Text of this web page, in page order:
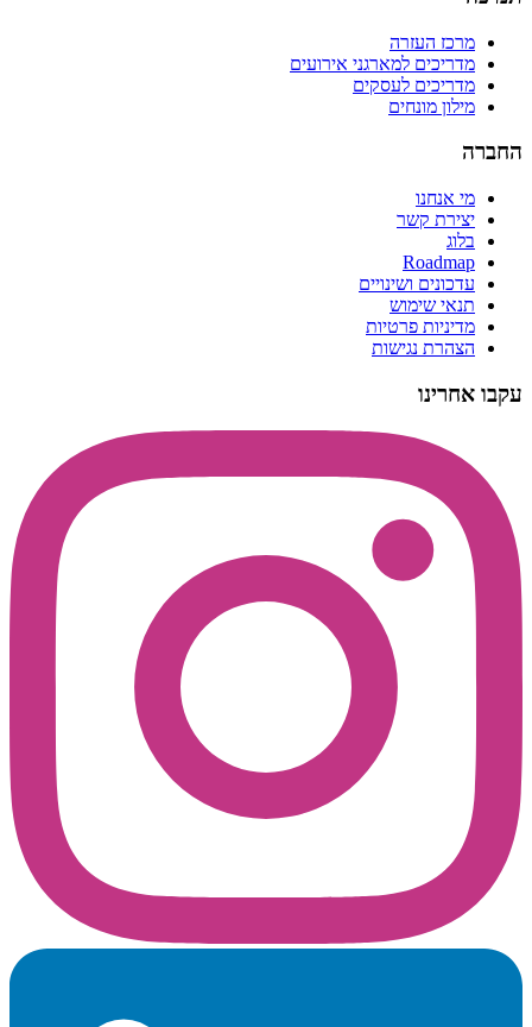
מרכז העזרה
מדריכים למארגני אירועים
מדריכים לעסקים
מילון מונחים
החברה
מי אנחנו
יצירת קשר
בלוג
Roadmap
עדכונים ושינויים
תנאי שימוש
מדיניות פרטיות
הצהרת נגישות
עקבו אחרינו